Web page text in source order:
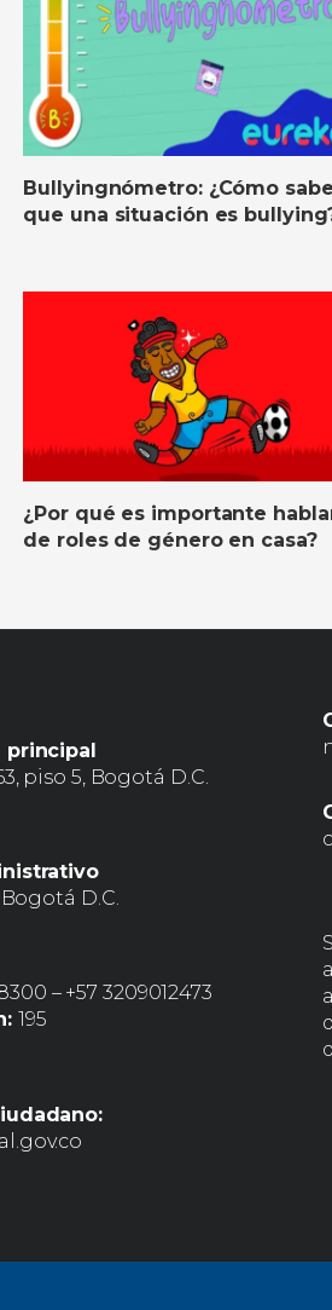
Bullyingnómetro: ¿Cómo
que una situación es
¿Por qué es importante
de roles de género en casa?
principal
piso 5, Bogotá D.C.
Bogotá D.C.
– +57 3209012473
195